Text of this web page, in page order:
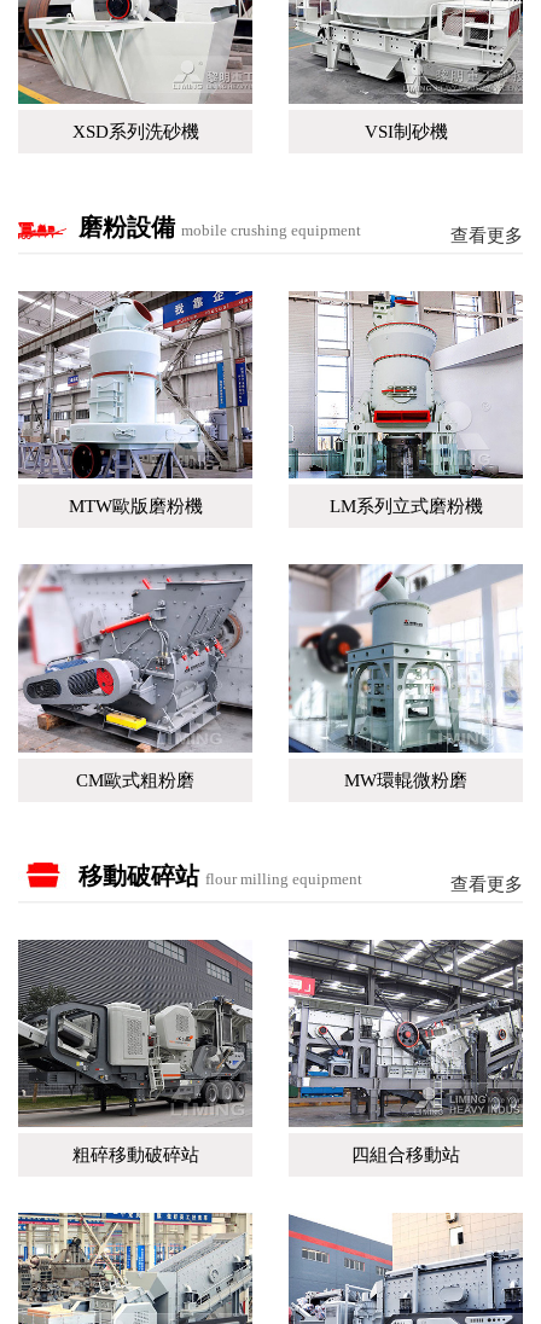
XSD系列洗砂機 VSI制砂機
磨粉設備 mobile crushing equipment 查看更多
MTW歐版磨粉機 LM系列立式磨粉機
CM歐式粗粉磨 MW環輥微粉磨
移動破碎站 flour milling equipment 查看更多
粗碎移動破碎站 四組合移動站